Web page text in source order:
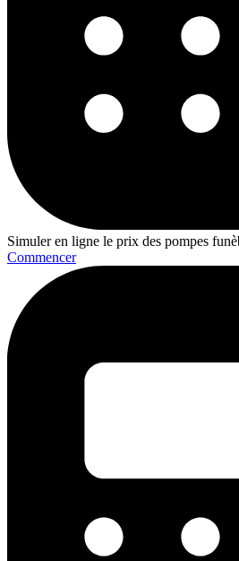
Simuler en ligne le prix des pompes
Commencer